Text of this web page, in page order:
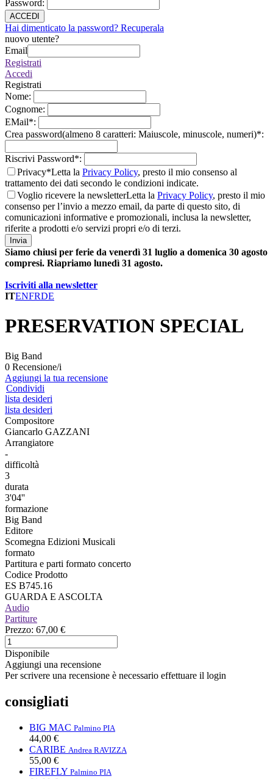
Password:
ACCEDI
Hai dimenticato la password? Recuperala
nuovo utente?
Email
Registrati
Accedi
Registrati
Nome:
Cognome:
EMail*:
Crea password(almeno 8 caratteri: Maiuscole, minuscole, numeri)*:
Riscrivi Password*:
Privacy*Letta la Privacy Policy, presto il mio consenso al
trattamento dei dati secondo le condizioni indicate.
Voglio ricevere la newsletterLetta la Privacy Policy, presto il mio
consenso per l’invio a mezzo email, da parte di questo sito, di
comunicazioni informative e promozionali, inclusa la newsletter,
riferite a prodotti e/o servizi propri e/o di terzi.
Invia
Siamo chiusi per ferie da venerdì 31 luglio a domenica 30 agosto
compresi. Riapriamo lunedì 31 agosto.
Iscriviti alla newsletter
ITENFRDE
PRESERVATION SPECIAL
Big Band
0 Recensione/i
Aggiungi la tua recensione
Condividi
lista desideri
lista desideri
Compositore
Giancarlo GAZZANI
Arrangiatore
-
difficoltà
3
durata
3'04''
formazione
Big Band
Editore
Scomegna Edizioni Musicali
formato
Partitura e parti formato concerto
Codice Prodotto
ES B745.16
GUARDA E ASCOLTA
Audio
Partiture
Prezzo: 67,00 €
Disponibile
Aggiungi una recensione
Per scrivere una recensione è necessario effettuare il login
consigliati
BIG MAC Palmino PIA
44,00 €
CARIBE Andrea RAVIZZA
55,00 €
FIREFLY Palmino PIA